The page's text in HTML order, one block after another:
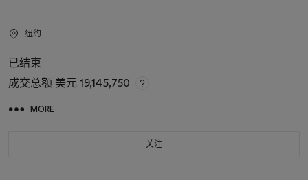
纽约
已结束
成交总额 美元 19,145,750
MORE
关注